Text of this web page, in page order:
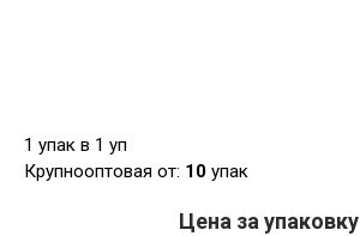
1 упак в 1 уп
Крупнооптовая от: 10 упак
Цена за упаковку